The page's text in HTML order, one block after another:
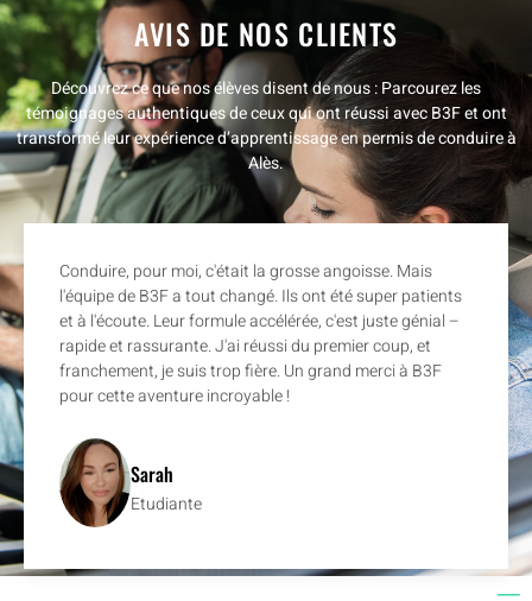
AVIS DE NOS CLIENTS
Découvrez ce que nos élèves disent de nous : Parcourez les
témoignages authentiques de ceux qui ont réussi avec B3F et ont
transformé leur expérience d’apprentissage en permis de conduire à
Alès.
Conduire, pour moi, c'était la grosse angoisse. Mais
l'équipe de B3F a tout changé. Ils ont été super patients
et à l'écoute. Leur formule accélérée, c'est juste génial –
rapide et rassurante. J'ai réussi du premier coup, et
franchement, je suis trop fière. Un grand merci à B3F
pour cette aventure incroyable !
Sarah
Etudiante